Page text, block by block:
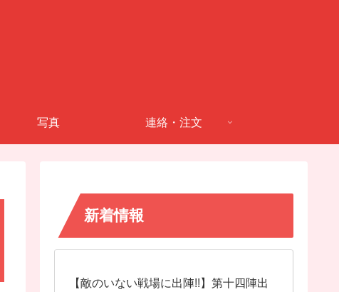
写真 連絡・注文
新着情報
【敵のいない戦場に出陣!!】第十四陣出